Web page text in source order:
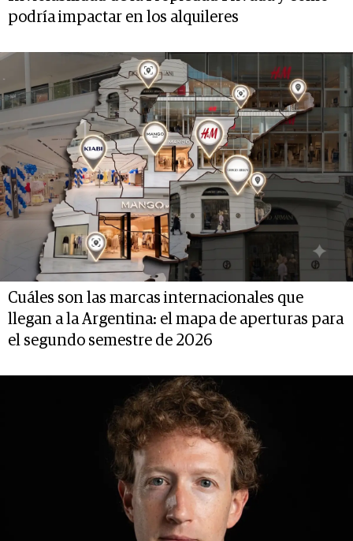
podría impactar en los alquileres
Cuáles son las marcas internacionales que
llegan a la Argentina: el mapa de aperturas para
el segundo semestre de 2026